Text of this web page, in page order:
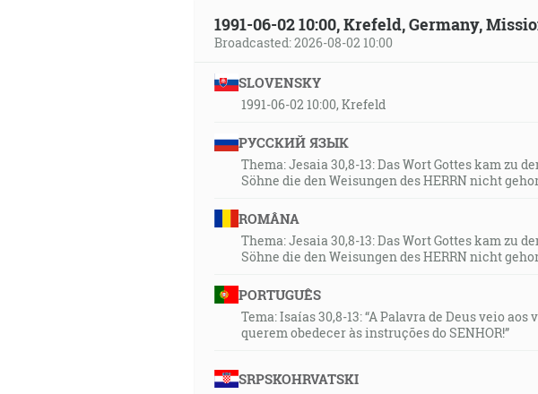
1991-06-02 10:00, Krefeld, Germany,
Broadcasted: 2026-08-02 10:00
SLOVENSKY
1991-06-02 10:00, Krefeld
РУССКИЙ ЯЗЫК
Thema: Jesaia 30,8-13: Das Wort Gottes kam zu
Söhne die den Weisungen des HERRN nicht
ROMÂNA
Thema: Jesaia 30,8-13: Das Wort Gottes kam zu
Söhne die den Weisungen des HERRN nicht
PORTUGUÊS
Tema: Isaías 30,8-13: “A Palavra de Deus veio
querem obedecer às instruções do SENHOR!”
SRPSKOHRVATSKI